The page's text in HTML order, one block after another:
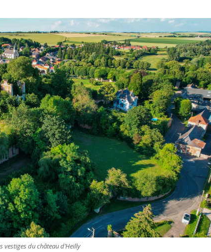
vestiges du château d’Heilly